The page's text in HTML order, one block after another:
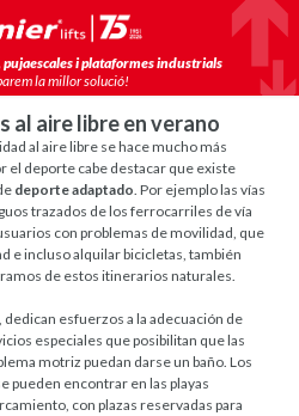
i plataformes industrials
la millor solució!
aire libre en verano
al aire libre se hace mucho más
el deporte cabe destacar que existe
deporte adaptado. Por ejemplo las vías
trazados de los ferrocarriles de vía
con problemas de movilidad, que
e incluso alquilar bicicletas, también
de estos itinerarios naturales.
esfuerzos a la adecuación de
especiales que posibilitan que las
motriz puedan darse un baño. Los
pueden encontrar en las playas
con plazas reservadas para